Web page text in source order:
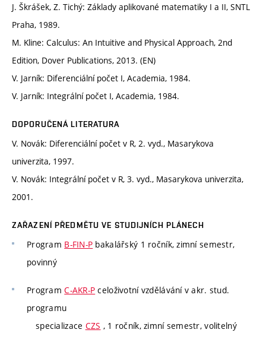
J. Škrášek, Z. Tichý: Základy aplikované matematiky I a II, SNTL
Praha, 1989.
M. Kline: Calculus: An Intuitive and Physical Approach, 2nd
Edition, Dover Publications, 2013. (EN)
V. Jarník: Diferenciální počet I, Academia, 1984.
V. Jarník: Integrální počet I, Academia, 1984.
DOPORUČENÁ LITERATURA
V. Novák: Diferenciální počet v R, 2. vyd., Masarykova
univerzita, 1997.
V. Novák: Integrální počet v R, 3. vyd., Masarykova univerzita,
2001.
ZAŘAZENÍ PŘEDMĚTU VE STUDIJNÍCH PLÁNECH
Program B-FIN-P bakalářský 1 ročník, zimní semestr,
povinný
ProgramC-AKR-P celoživotní vzdělávání v akr. stud.
programu
specializace CZS , 1 ročník, zimní semestr, volitelný